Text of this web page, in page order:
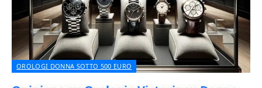
OROLOGI DONNA SOTTO 500 EURO